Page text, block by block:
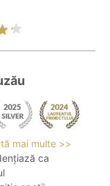
mai multe >>
ca